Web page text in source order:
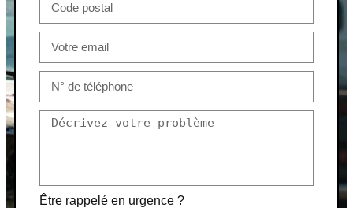
Être rappelé en urgence ?